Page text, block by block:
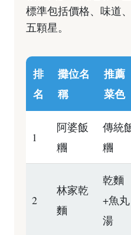
標準包括價格、味道
五顆星。
排
名
攤位名
稱
推薦
菜色
1
阿婆飯
糰
傳統
糰
2
林家乾
麵
乾麵
+魚丸
湯